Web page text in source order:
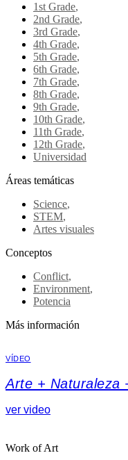
1st Grade,
2nd Grade,
3rd Grade,
4th Grade,
5th Grade,
6th Grade,
7th Grade,
8th Grade,
9th Grade,
10th Grade,
11th Grade,
12th Grade,
Universidad
Áreas temáticas
Science,
STEM,
Artes visuales
Conceptos
Conflict,
Environment,
Potencia
Más información
VÍDEO
Arte + Naturaleza
ver video
Work of Art